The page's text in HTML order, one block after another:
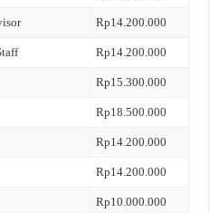
Rp14.200.000
Rp14.200.000
Rp15.300.000
Rp18.500.000
Rp14.200.000
Rp14.200.000
Rp10.000.000